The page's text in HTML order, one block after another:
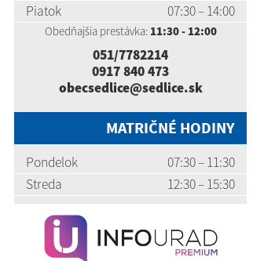
Piatok
07:30 – 14:00
Obedňajšia prestávka: 11:30 - 12:00
051/7782214
0917 840 473
obecsedlice@sedlice.sk
MATRIČNÉ HODINY
Pondelok
07:30 – 11:30
Streda
12:30 – 15:30